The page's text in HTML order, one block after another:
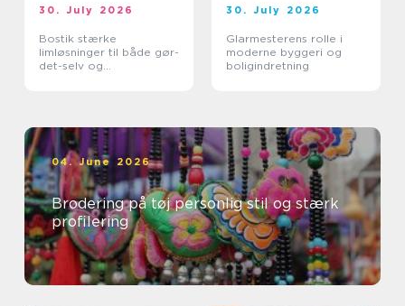
30. July 2026
Bostik stærke
limløsninger til både gør-
det-selv og
30. July 2026
Glarmesterens rolle i
moderne byggeri og
boligindretning
04. June 2026
Brodering på tøj personlig stil og stærk
profilering